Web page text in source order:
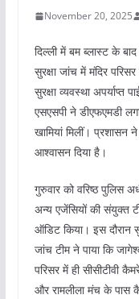
November 20, 2025
दिल्ली में बम ब्लास्ट के
सुरक्षा जांच में मंदिर
सुरक्षा व्यवस्था अपर्याप्त
एसएसपी ने डीएफएमडी
खामियां मिलीं। प्रशासन ने
आश्वासन दिया है।
गुरुवार को वरिष्ठ पुलिस
अन्य एजेंसियों की संयुक्त
ऑडिट किया। इस दौरान
जांच टीम ने पाया कि
परिसर में ही सीसीटीवी
और रामलीला मंच के पास